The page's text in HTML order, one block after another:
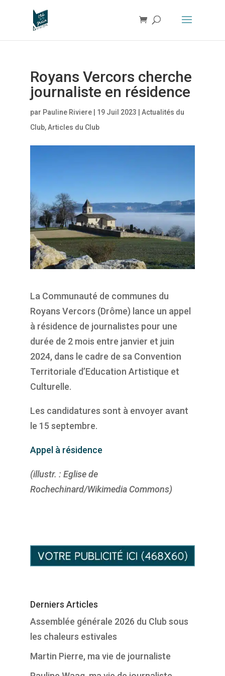
Royans Vercors cherche
journaliste en résidence
par Pauline Riviere| 19 Juil 2023
Actualités du
Club,Articles du Club
La Communauté de communes du
Royans Vercors (Drôme) lance un appel
à résidence de journalistes pour une
durée de 2 mois entre janvier et juin
2024, dans le cadre de sa Convention
Territoriale d’Education Artistique et
Culturelle.
Les candidatures sont à envoyer avant
le 15 septembre.
Appel à résidence
(illustr. : Eglise de
Rochechinard/Wikimedia Commons)
Derniers Articles
Assemblée générale 2026 du Club sous
les chaleurs estivales
Martin Pierre, ma vie de journaliste